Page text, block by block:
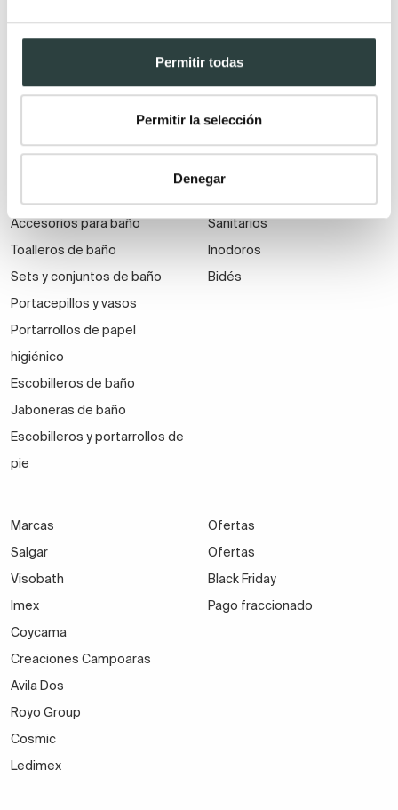
Permitir todas
Permitir la selección
Denegar
estanterías
Espejos de baño con antivaho
Grifos de ducha higiénica
Grifos para baños modernos
Accesorios para baño
Toalleros de baño
Sets y conjuntos de baño
Portacepillos y vasos
Portarrollos de papel
higiénico
Escobilleros de baño
Jaboneras de baño
Escobilleros y portarrollos de
pie
Sanitarios
Inodoros
Bidés
Marcas
Salgar
Visobath
Imex
Coycama
Creaciones Campoaras
Avila Dos
Royo Group
Cosmic
Ledimex
Ofertas
Ofertas
Black Friday
Pago fraccionado